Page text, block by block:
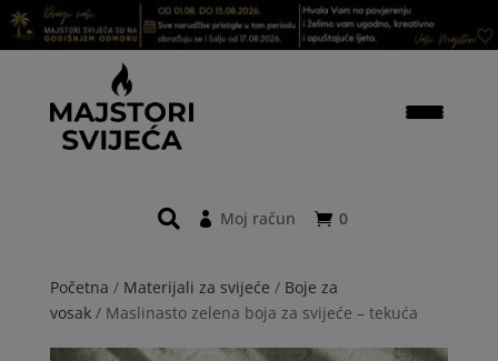
0
Moj račun
Početna / Materijali za svijeće / Boje za
vosak/ Maslinasto zelena boja za svijeće – tekuća